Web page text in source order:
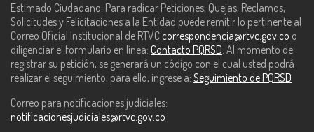
Estimado Ciudadano: Para radicar Peticiones, Quejas, Reclamos,
Solicitudes y Felicitaciones a la Entidad puede remitir lo pertinente al
Correo Oficial Institucional de RTVC correspondencia@rtvc.gov.co o
diligenciar el formulario en línea: Contacto PQRSD. Al momento de
registrar su petición, se generará un código con el cual usted podrá
realizar el seguimiento, para ello, ingrese a: Seguimiento de PQRSD
Correo para notificaciones judiciales:
notificacionesjudiciales@rtvc.gov.co